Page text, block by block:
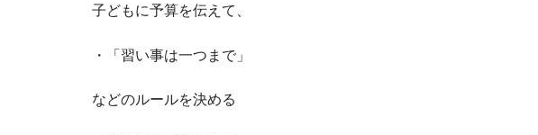
子どもに予算を伝えて、
・「習い事は一つまで」
などのルールを決める